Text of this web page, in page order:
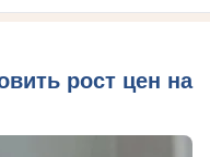
рост цен на